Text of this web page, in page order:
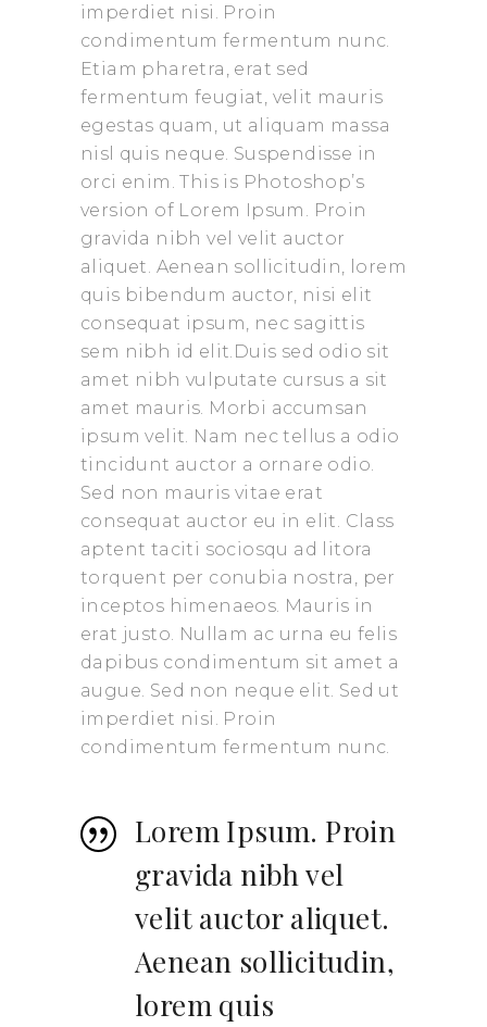
imperdiet nisi. Proin
condimentum fermentum nunc.
Etiam pharetra, erat sed
fermentum feugiat, velit mauris
egestas quam, ut aliquam massa
nisl quis neque. Suspendisse in
orci enim. This is Photoshop’s
version of Lorem Ipsum. Proin
gravida nibh vel velit auctor
aliquet. Aenean sollicitudin, lorem
quis bibendum auctor, nisi elit
consequat ipsum, nec sagittis
sem nibh id elit.Duis sed odio sit
amet nibh vulputate cursus a sit
amet mauris. Morbi accumsan
ipsum velit. Nam nec tellus a odio
tincidunt auctor a ornare odio.
Sed non mauris vitae erat
consequat auctor eu in elit. Class
aptent taciti sociosqu ad litora
torquent per conubia nostra, per
inceptos himenaeos. Mauris in
erat justo. Nullam ac urna eu felis
dapibus condimentum sit amet a
augue. Sed non neque elit. Sed ut
imperdiet nisi. Proin
condimentum fermentum nunc.
Lorem Ipsum. Proin
gravida nibh vel
velit auctor aliquet.
Aenean sollicitudin,
lorem quis